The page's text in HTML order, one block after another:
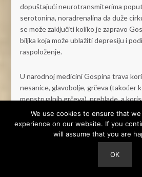
dopuštajući neurotransmiterima
serotonina, noradrenalina da duže
se može zaključiti koliko je zapravo
biljka koja može ublažiti depresiju i
raspoloženje.
U narodnoj medicini Gospina trava
nesanice, glavobolje, grčeva (također
menstrualnih grčeva), prehlade, a
Parkinsonove bolesti.
Gospina trava sadrži antibakterijska,
bakterijskih i virusnih infekcija kao npr.
Postoje čak i nekoliko obećavajućih
We use cookies to ensure that
experience on our website. If you
will assume that you are
OK